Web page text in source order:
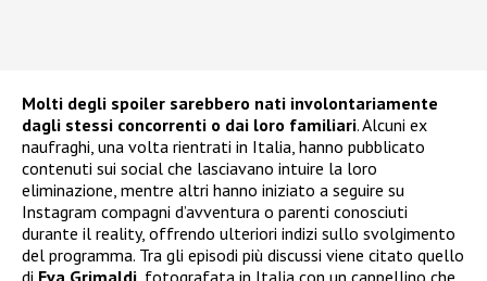
Molti degli spoiler sarebbero nati involontariamente
dagli stessi concorrenti o dai loro familiari. Alcuni ex
naufraghi, una volta rientrati in Italia, hanno pubblicato
contenuti sui social che lasciavano intuire la loro
eliminazione, mentre altri hanno iniziato a seguire su
Instagram compagni d’avventura o parenti conosciuti
durante il reality, offrendo ulteriori indizi sullo svolgimento
del programma. Tra gli episodi più discussi viene citato quello
di Eva Grimaldi , fotografata in Italia con un cappellino che